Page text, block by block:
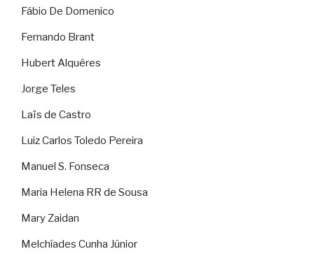
Fábio De Domenico
Fernando Brant
Hubert Alquéres
Jorge Teles
Laïs de Castro
Luiz Carlos Toledo Pereira
Manuel S. Fonseca
Maria Helena RR de Sousa
Mary Zaidan
Melchíades Cunha Júnior